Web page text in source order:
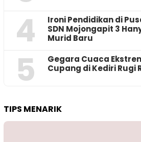
4
Ironi Pendidikan di
SDN Mojongapit 3
Murid Baru
5
‎Gegara Cuaca
Cupang di Kediri Rugi
TIPS MENARIK